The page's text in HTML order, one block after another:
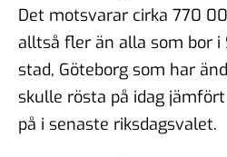
Det motsvarar cirka 770
alltså fler än alla som bor i
stad, Göteborg som har
skulle rösta på idag
på i senaste riksdagsvalet.